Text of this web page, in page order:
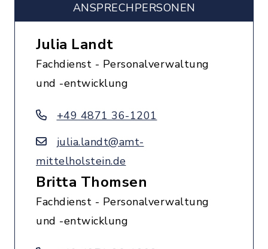
ANSPRECHPERSONEN
Julia Landt
Fachdienst - Personalverwaltung
und -entwicklung
+49 4871 36-1201
julia.landt@amt-
mittelholstein.de
Britta Thomsen
Fachdienst - Personalverwaltung
und -entwicklung